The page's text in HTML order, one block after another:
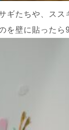
ギたちや、ス
を壁に貼ったら